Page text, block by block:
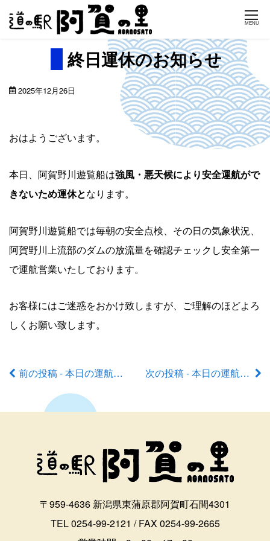
Skip
MENU
終日運休のお知らせ
2025年12月26日
おはようございます。
本日、阿賀野川遊覧船は強風・悪天候により安全運航がで
きないため運休となります。
阿賀野川遊覧船では毎朝の安全点検、その日の気象状況、
阿賀野川上流部のダムの放流量を確認チェックし安全第一
で運航営業いたしております。
お客様にはご迷惑をおかけ致しますが、ご理解のほどよろ
しくお願い致します。
前前の投稿 - 本日の運航状況 次の投稿 - 本日の運航状況
〒959-4636 新潟県東蒲原郡阿賀町石間4301
TEL 0254-99-2121 / FAX 0254-99-2665